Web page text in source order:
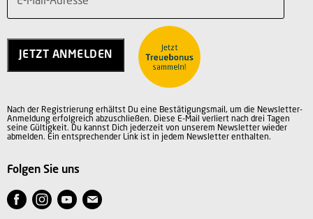
Über uns
Jobs
AGB
Impressum
Service
Kontakt
Vertrag widerrufen
Teilnahmebedingungen
JETZT ANMELDEN
Nach der Registrierung erhältst Du eine Bestätigungsmail, um die Newsletter-
Anmeldung erfolgreich abzuschließen. Diese E-Mail verliert nach drei Tagen
seine Gültigkeit. Du kannst Dich jederzeit von unserem Newsletter wieder
abmelden. Ein entsprechender Link ist in jedem Newsletter enthalten.
Folgen Sie uns
FindenFindenFindenFinden